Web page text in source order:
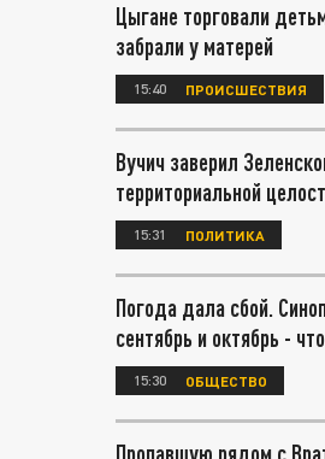
Цыгане торговали
забрали у матерей
15:40 ПРОИСШЕСТВИЯ
Вучич заверил
территориальной
15:31 ПОЛИТИКА
Погода дала сбой.
сентябрь и октябрь -
15:30 ОБЩЕСТВО